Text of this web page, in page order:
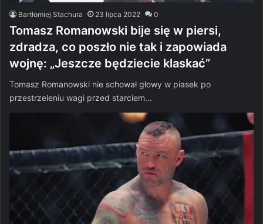
Bartłomiej Stachura 23 lipca 2022 0
Tomasz Romanowski bije się w piersi,
zdradza, co poszło nie tak i zapowiada
wojnę: „Jeszcze będziecie klaskać”
Tomasz Romanowski nie schował głowy w piasek po
przestrzeleniu wagi przed starciem…